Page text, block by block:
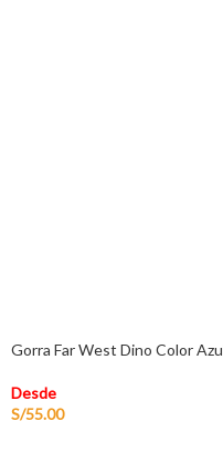
Gorra Far West Dino Color
Desde
S/55.00